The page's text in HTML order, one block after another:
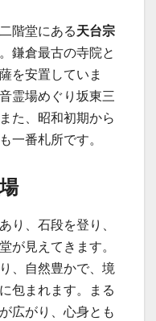
階堂にある天台宗
鎌倉最古の寺院と
を安置していま
霊場めぐり坂東三
た、昭和初期から
一番札所です。
り、石段を登り、
が見えてきます。
、自然豊かで、境
包まれます。まる
広がり、心身とも